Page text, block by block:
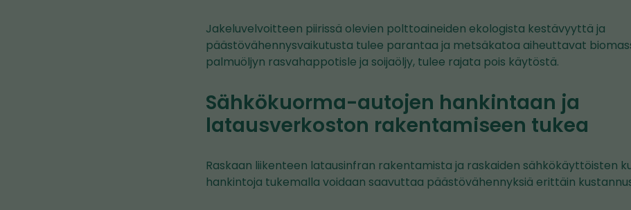
Jakeluvelvoitteen piirissä olevien polttoaineiden ekologista kestävyyttä ja
päästövähennysvaikutusta tulee parantaa ja metsäkatoa aiheuttavat
palmuöljyn rasvahappotisle ja soijaöljy, tulee rajata pois käytöstä.
Sähkökuorma-autojen hankintaan ja
latausverkoston rakentamiseen tukea
Raskaan liikenteen latausinfran rakentamista ja raskaiden sähkökäyttöisten
hankintoja tukemalla voidaan saavuttaa päästövähennyksiä erittäin